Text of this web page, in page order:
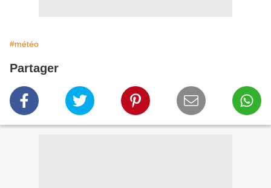
#météo
Partager